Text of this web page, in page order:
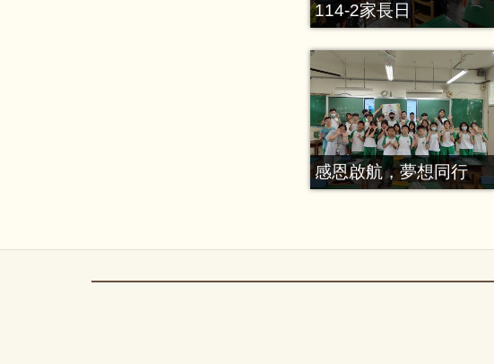
114-2家長日
感恩啟航，夢想同行